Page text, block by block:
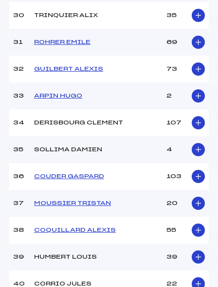
30 TRINQUIER ALIX 35
31 ROHRER EMILE 69
32 GUILBERT ALEXIS 73
33 ARPIN HUGO 2
34 DERISBOURG CLEMENT 107
35 SOLLIMA DAMIEN 4
36 COUDER GASPARD 103
37 MOUSSIER TRISTAN 20
38 COQUILLARD ALEXIS 55
39 HUMBERT LOUIS 39
40 CORRIO JULES 22